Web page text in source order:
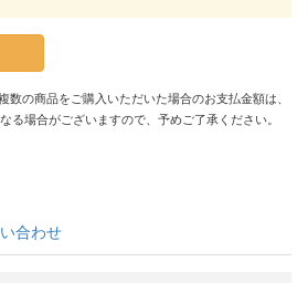
の商品をご購入いただいた場合のお支払金額は、
る場合がございますので、予めご了承ください。
合わせ